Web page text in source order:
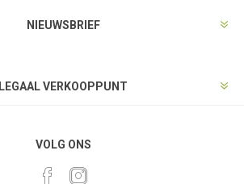
NIEUWSBRIEF
LEGAAL VERKOOPPUNT
VOLG ONS